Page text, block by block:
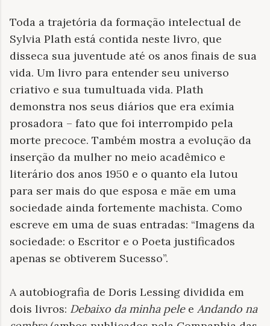
Toda a trajetória da formação intelectual de
Sylvia Plath está contida neste livro, que
disseca sua juventude até os anos finais de sua
vida. Um livro para entender seu universo
criativo e sua tumultuada vida. Plath
demonstra nos seus diários que era exímia
prosadora – fato que foi interrompido pela
morte precoce. Também mostra a evolução da
inserção da mulher no meio acadêmico e
literário dos anos 1950 e o quanto ela lutou
para ser mais do que esposa e mãe em uma
sociedade ainda fortemente machista. Como
escreve em uma de suas entradas: “Imagens da
sociedade: o Escritor e o Poeta justificados
apenas se obtiverem Sucesso”.
A autobiografia de Doris Lessing dividida em
dois livros: Debaixo da minha pelee Andando na